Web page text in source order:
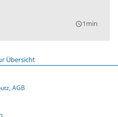
query_builder1min
Übersicht
AGB